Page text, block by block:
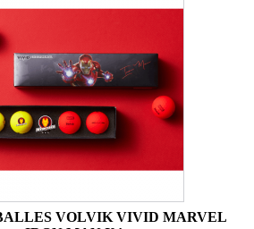
VOLVIK VIVID MARVEL